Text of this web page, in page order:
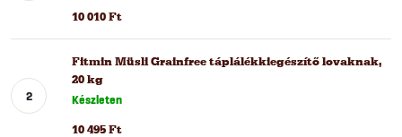
10 010 Ft
Fitmin Müsli Grainfree táplálékkiegészítő lovaknak,
20 kg
Készleten
10 495 Ft